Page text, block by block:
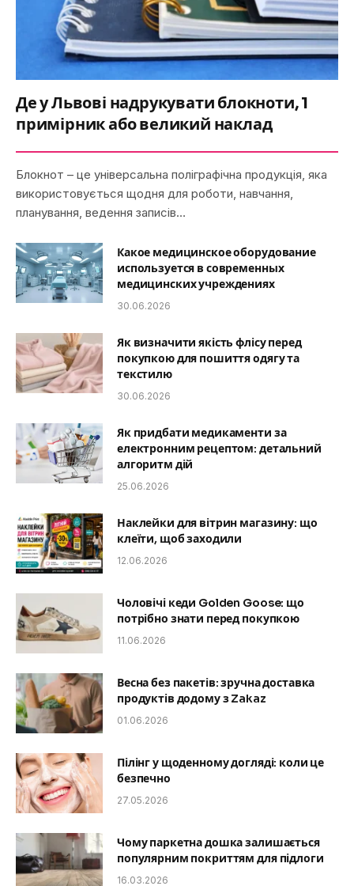
Де у Львові надрукувати блокноти, 1
примірник або великий наклад
Блокнот – це універсальна поліграфічна продукція, яка
використовується щодня для роботи, навчання,
планування, ведення записів…
Какое медицинское оборудование
используется в современных
медицинских учреждениях
30.06.2026
Як визначити якість флісу перед
покупкою для пошиття одягу та
текстилю
30.06.2026
Як придбати медикаменти за
електронним рецептом: детальний
алгоритм дій
25.06.2026
Наклейки для вітрин магазину: що
клеїти, щоб заходили
12.06.2026
Чоловічі кеди Golden Goose: що
потрібно знати перед покупкою
11.06.2026
Весна без пакетів: зручна доставка
продуктів додому з Zakaz
01.06.2026
Пілінг у щоденному догляді: коли це
безпечно
27.05.2026
Чому паркетна дошка залишається
популярним покриттям для підлоги
16.03.2026